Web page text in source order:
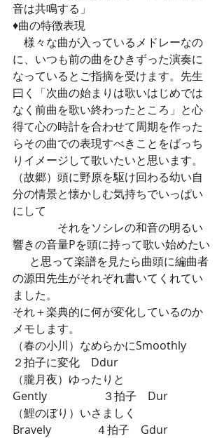
音は共鳴する」
♦曲の特徴表現
様々な曲が入っているメドレーなの
に、いつも前の曲をひきずった演奏に
なっているとご指摘を受けます。先生
曰く「次曲の始まりは歌いはじめでは
なく前曲を歌い終わったところ」と心
得て心の時計を合わせて周期を作った
らその曲での表現すべきことをばっち
りイメージして歌いたいと思います。
（故郷）頭に野原を駆け回わる幼い自
分の情景と懐かしむ気持ちでいっぱい
にして
それをソシレの和音の明るい
響きの音量Pを頭に持って歌い始めたい
の源田先生がそれぞれ書いてくれてい
ました。
それ＋楽典的に何が変化しているのか
メモします。
（春の小川）なめらかにSmoothly
２拍子に変化　Ddur
（朧月夜）ゆったりと
Gently　　　　　３拍子　Dur
（鯉のぼり）いさましく
Bravely　　　　４拍子　Gdur